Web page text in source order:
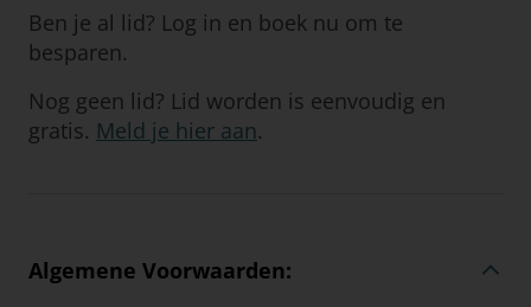
Ben je al lid? Log in en boek nu om te
besparen.
Nog geen lid? Lid worden is eenvoudig en
gratis. Meld je hier aan.
Algemene Voorwaarden: